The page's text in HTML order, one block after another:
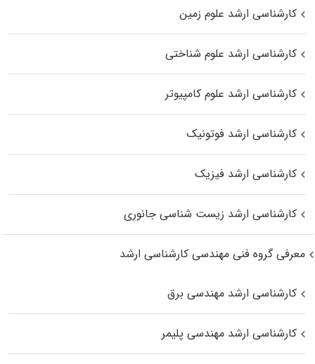
کارشناسی ارشد علوم زمین
کارشناسی ارشد علوم شناختی
کارشناسی ارشد علوم کامپیوتر
کارشناسی ارشد فوتونیک
کارشناسی ارشد فیزیک
کارشناسی ارشد زیست‌ شناسی جانوری
معرفی گروه فنی مهندسی کارشناسی ارشد
کارشناسی ارشد مهندسی برق
کارشناسی ارشد مهندسی پلیمر